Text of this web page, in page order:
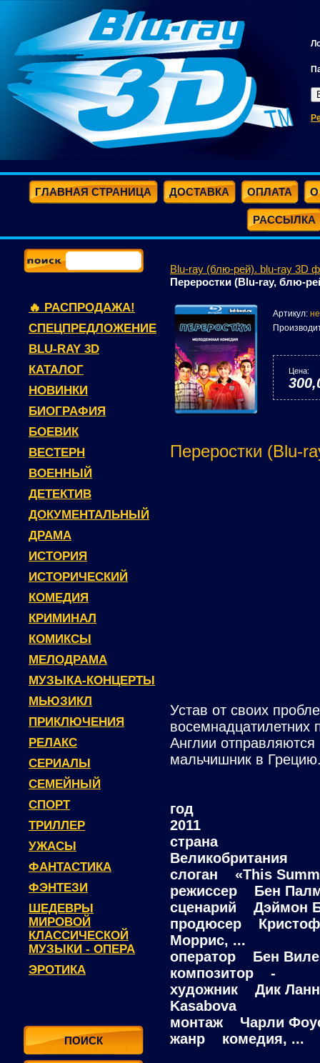
ГЛАВНАЯ СТРАНИЦА ДОСТАВКА ОПЛАТА О
РАССЫЛКА
🔥 РАСПРОДАЖА!
СПЕЦПРЕДЛОЖЕНИЕ
BLU-RAY 3D
КАТАЛОГ
НОВИНКИ
БИОГРАФИЯ
БОЕВИК
ВЕСТЕРН
ВОЕННЫЙ
ДЕТЕКТИВ
ДОКУМЕНТАЛЬНЫЙ
ДРАМА
ИСТОРИЯ
ИСТОРИЧЕСКИЙ
КОМЕДИЯ
КРИМИНАЛ
КОМИКСЫ
МЕЛОДРАМА
МУЗЫКА-КОНЦЕРТЫ
МЬЮЗИКЛ
ПРИКЛЮЧЕНИЯ
РЕЛАКС
СЕРИАЛЫ
СЕМЕЙНЫЙ
СПОРТ
ТРИЛЛЕР
УЖАСЫ
ФАНТАСТИКА
ФЭНТЕЗИ
ШЕДЕВРЫ
МИРОВОЙ
КЛАССИЧЕСКОЙ
МУЗЫКИ - ОПЕРА
ЭРОТИКА
ПОИСК
Blu-ray (блю-рей). blu-ray 3D
Переростки (Blu-ray, блю-
Артикул:
Цена:
Переростки (Blu-
Устав от своих
восемнадцатилетних
Англии
мальчишник в
год
2011
страна
Великобритания
слоган «This
режиссер Бен
сценарий Дэймон
продюсер
Моррис, ...
оператор Бен
композитор -
художник Дик
Kasabova
монтаж Чарли
жанр комедия, ...